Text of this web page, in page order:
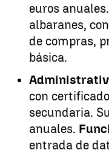
euros anuales.
albaranes,
de compras,
básica.
con
secundaria.
anuales.
entrada de